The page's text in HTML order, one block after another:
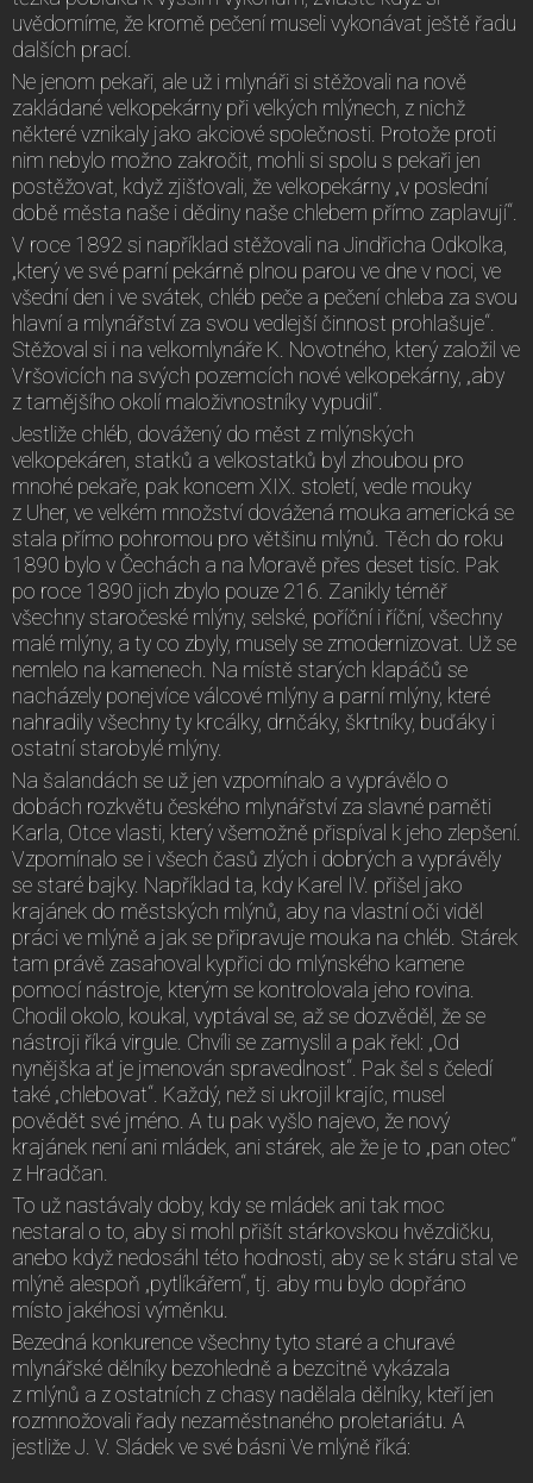
uvědomíme, že kromě pečení museli vykonávat ještě řadu
dalších prací.
Ne jenom pekaři, ale už i mlynáři si stěžovali na nově
zakládané velkopekárny při velkých mlýnech, z nichž
některé vznikaly jako akciové společnosti. Protože proti
nim nebylo možno zakročit, mohli si spolu s pekaři jen
postěžovat, když zjišťovali, že velkopekárny „v poslední
době města naše i dědiny naše chlebem přímo zaplavují“.
V roce 1892 si například stěžovali na Jindřicha Odkolka,
„který ve své parní pekárně plnou parou ve dne v noci, ve
všední den i ve svátek, chléb peče a pečení chleba za svou
hlavní a mlynářství za svou vedlejší činnost prohlašuje“.
Stěžoval si i na velkomlynáře K. Novotného, který založil ve
Vršovicích na svých pozemcích nové velkopekárny, „aby
z tamějšího okolí maloživnostníky vypudil“.
Jestliže chléb, dovážený do měst z mlýnských
velkopekáren, statků a velkostatků byl zhoubou pro
mnohé pekaře, pak koncem XIX. století, vedle mouky
z Uher, ve velkém množství dovážená mouka americká se
stala přímo pohromou pro většinu mlýnů. Těch do roku
1890 bylo v Čechách a na Moravě přes deset tisíc. Pak
po roce 1890 jich zbylo pouze 216. Zanikly téměř
všechny staročeské mlýny, selské, poříční i říční, všechny
malé mlýny, a ty co zbyly, musely se zmodernizovat. Už se
nemlelo na kamenech. Na místě starých klapáčů se
nacházely ponejvíce válcové mlýny a parní mlýny, které
nahradily všechny ty krcálky, drnčáky, škrtníky, buďáky i
ostatní starobylé mlýny.
Na šalandách se už jen vzpomínalo a vyprávělo o
dobách rozkvětu českého mlynářství za slavné paměti
Karla, Otce vlasti, který všemožně přispíval k jeho zlepšení.
Vzpomínalo se i všech časů zlých i dobrých a vyprávěly
se staré bajky. Například ta, kdy Karel IV. přišel jako
krajánek do městských mlýnů, aby na vlastní oči viděl
práci ve mlýně a jak se připravuje mouka na chléb. Stárek
tam právě zasahoval kypřici do mlýnského kamene
pomocí nástroje, kterým se kontrolovala jeho rovina.
Chodil okolo, koukal, vyptával se, až se dozvěděl, že se
nástroji říká virgule. Chvíli se zamyslil a pak řekl: „Od
nynějška ať je jmenován spravedlnost“. Pak šel s čeledí
také „chlebovat“. Každý, než si ukrojil krajíc, musel
povědět své jméno. A tu pak vyšlo najevo, že nový
krajánek není ani mládek, ani stárek, ale že je to „pan otec“
z Hradčan.
To už nastávaly doby, kdy se mládek ani tak moc
nestaral o to, aby si mohl přišít stárkovskou hvězdičku,
anebo když nedosáhl této hodnosti, aby se k stáru stal ve
mlýně alespoň „pytlíkářem“, tj. aby mu bylo dopřáno
místo jakéhosi výměnku.
Bezedná konkurence všechny tyto staré a churavé
mlynářské dělníky bezohledně a bezcitně vykázala
z mlýnů a z ostatních z chasy nadělala dělníky, kteří jen
rozmnožovali řady nezaměstnaného proletariátu. A
jestliže J. V. Sládek ve své básni Ve mlýně říká: